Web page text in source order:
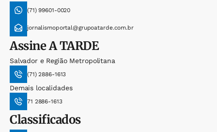
(71) 99601-0020
jornalismoportal@grupoatarde.com.br
AssineA TARDE
Salvador e Região Metropolitana
(71) 2886-1613
Demais localidades
71 2886-1613
Classificados